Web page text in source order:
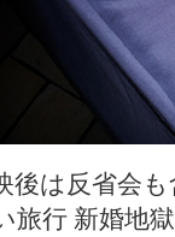
後は反省会
旅行 新婚地